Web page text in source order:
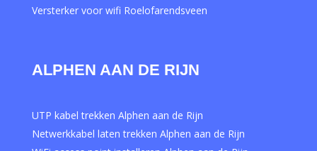
Versterker voor wifi Roelofarendsveen
ALPHEN AAN DE RIJN
UTP kabel trekken Alphen aan de Rijn
Netwerkkabel laten trekken Alphen aan de Rijn